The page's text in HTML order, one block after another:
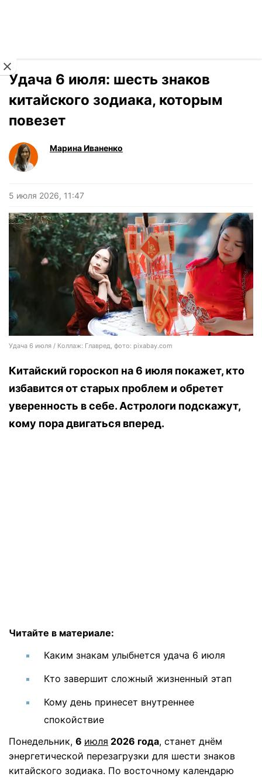
Удача 6 июля: шесть знаков
китайского зодиака, которым
повезет
Марина Иваненко
5 июля 2026, 11:47
Удача 6 июля / Коллаж: Главред, фото: pixabay.com
Китайский гороскоп на 6 июля покажет, кто
избавится от старых проблем и обретет
уверенность в себе. Астрологи подскажут,
кому пора двигаться вперед.
Читайте в материале:
Каким знакам улыбнется удача 6 июля
Кто завершит сложный жизненный этап
Кому день принесет внутреннее
спокойствие
Понедельник, 6 июля 2026 года, станет днём
энергетической перезагрузки для шести знаков
китайского зодиака. По восточному календарю